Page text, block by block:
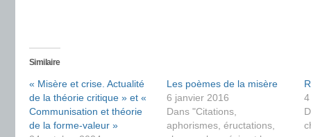
Similaire
« Misère et crise. Actualité
de la théorie critique » et «
Communisation et théorie
de la forme-valeur »
Les poèmes de la misère
6 janvier 2016
Dans "Citations,
aphorismes, éructations,